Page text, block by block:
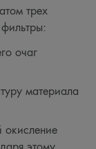
трех
очаг
материала
этому